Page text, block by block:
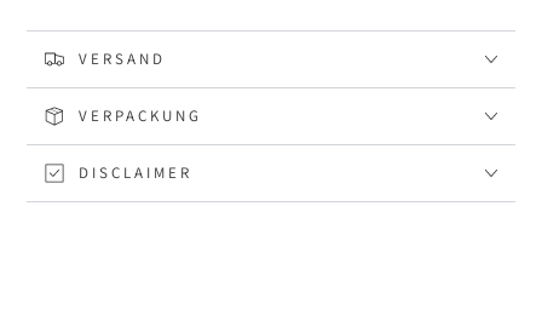
VERSAND
VERPACKUNG
DISCLAIMER